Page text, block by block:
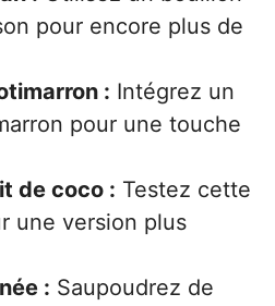
pour encore plus de
: Intégrez un
pour une touche
de coco : Testez cette
une version plus
: Saupoudrez de